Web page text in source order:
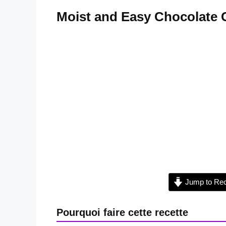
Moist and Easy Chocolate
Jump to
Pourquoi faire cette recette